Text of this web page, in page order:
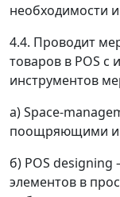
необходимости
4.4. Проводит
товаров в POS
инструментов
а) Space-
поощряющими
б) POS designing
элементов в